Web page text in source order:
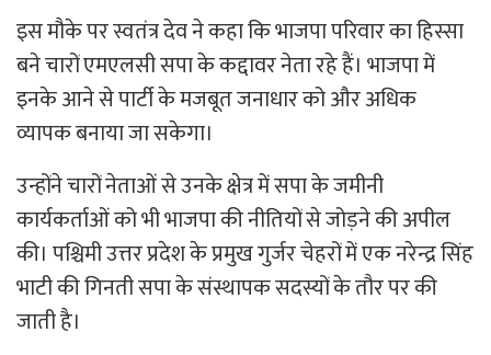
इस मौके पर स्वतंत्र देव ने कहा कि भाजपा परिवार का हिस्सा
बने चारों एमएलसी सपा के कद्दावर नेता रहे हैं। भाजपा में
इनके आने से पार्टी के मजबूत जनाधार को और अधिक
व्यापक बनाया जा सकेगा।
उन्होंने चारों नेताओं से उनके क्षेत्र में सपा के जमीनी
कार्यकर्ताओं को भी भाजपा की नीतियों से जोड़ने की अपील
की। पश्चिमी उत्तर प्रदेश के प्रमुख गुर्जर चेहरों में एक नरेन्द्र सिंह
भाटी की गिनती सपा के संस्थापक सदस्यों के तौर पर की
जाती है।